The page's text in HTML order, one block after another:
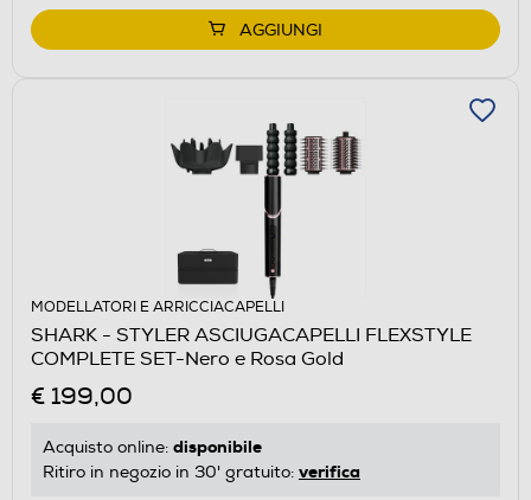
AGGIUNGI
MODELLATORI E ARRICCIACAPELLI
SHARK - STYLER ASCIUGACAPELLI FLEXSTYLE
COMPLETE SET-Nero e Rosa Gold
€ 199,00
Acquisto online: disponibile
Ritiro in negozio in 30' gratuito: verifica